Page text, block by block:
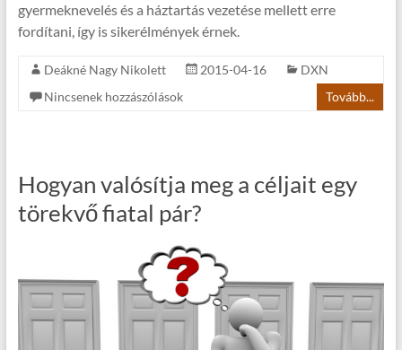
gyermeknevelés és a háztartás vezetése mellett erre
fordítani, így is sikerélmények érnek.
Deákné Nagy Nikolett 2015-04-16
DXN
Nincsenek hozzászólások
Tovább...
Hogyan valósítja meg a céljait egy
törekvő fiatal pár?